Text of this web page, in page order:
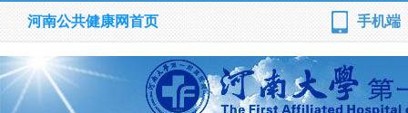
河南公共健康网首页 手机端